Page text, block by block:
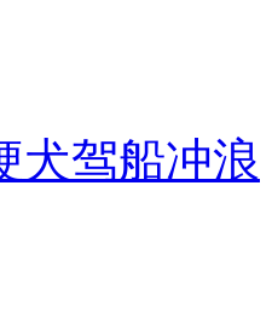
有“性”人类怎
说色情最泛
播途径。据调
容中有35%是
防护软件“绿坝
犬驾船冲浪